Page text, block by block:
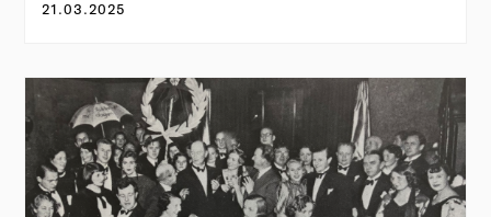
21.03.2025